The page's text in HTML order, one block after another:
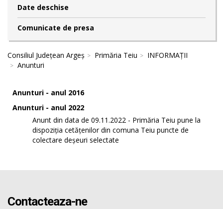
Date deschise
Comunicate de presa
Consiliul Județean Argeș Primăria Teiu
INFORMAȚII
Anunturi
Anunturi - anul 2016
Anunturi - anul 2022
Anunt din data de 09.11.2022 - Primăria Teiu pune la
dispoziția cetățenilor din comuna Teiu puncte de
colectare deșeuri selectate
Contacteaza-ne